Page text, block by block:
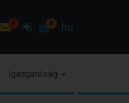
Keresés
Hírlevél
1 Bejelentkezés
0 hu
Igazgatóság